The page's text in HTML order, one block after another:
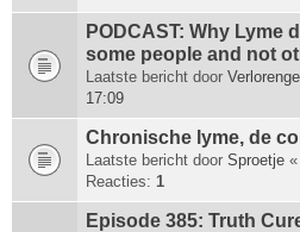
PODCAST: Why Lyme
some people and not
Laatste bericht door
17:09
Chronische lyme, de
Laatste bericht door Sproetje «
Reacties: 1
Episode 385: Truth